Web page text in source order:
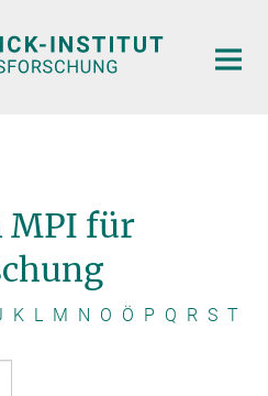
MPI für
K L M N O Ö P Q R S T